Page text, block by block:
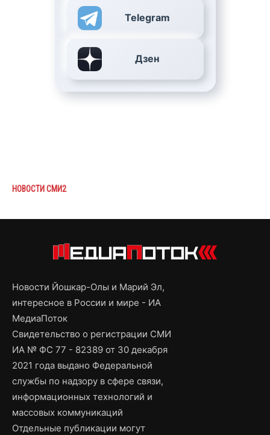
Telegram
Дзен
НОВОСТИ СМИ2
Новости Йошкар-Олы и Марий Эл,
интересное в России и мире - ИА
МедиаПоток
Свидетельство о регистрации СМИ
ИА № ФС 77 - 82389 от 30 декабря
2021 года выдано Федеральной
службы по надзору в сфере связи,
информационных технологий и
массовых коммуникаций
Отдельные публикации могут